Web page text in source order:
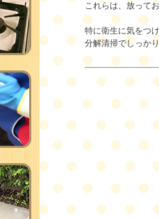
これらは、放って
特に衛生に気をつ
分解清掃でしっか